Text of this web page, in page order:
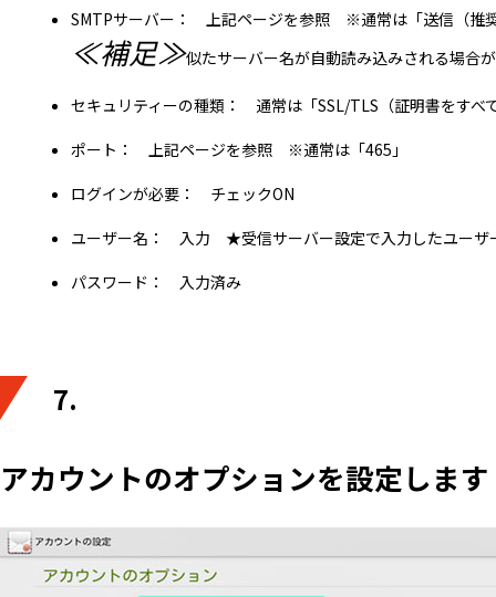
SMTPサーバー： 上記ページを参照 ※通常は「送信（推
≪補足≫似たサーバー名が自動読み込みされる場合
セキュリティーの種類： 通常は「SSL/TLS（証明書をすべ
ポート： 上記ページを参照 ※通常は「465」
ログインが必要： チェックON
ユーザー名： 入力 ★受信サーバー設定で入力したユーザ
パスワード： 入力済み
7.
アカウントのオプションを設定します